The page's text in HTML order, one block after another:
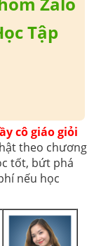
Tập
cô giáo giỏi
theo chương
tốt, bứt phá
nếu học